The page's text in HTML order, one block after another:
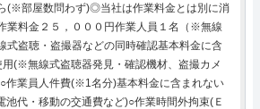
(※部屋数問わず)◎当社は作業料金とは別に消
業料金２５，０００円作業人員１名（※無線
式盗聴・盗撮器などの同時確認基本料金に含
用(※無線式盗聴器発見・確認機材、盗撮カメ
作業員人件費(※1名分)基本料金に含まれない
代・移動の交通費など)○作業時間外拘束(Ｅ